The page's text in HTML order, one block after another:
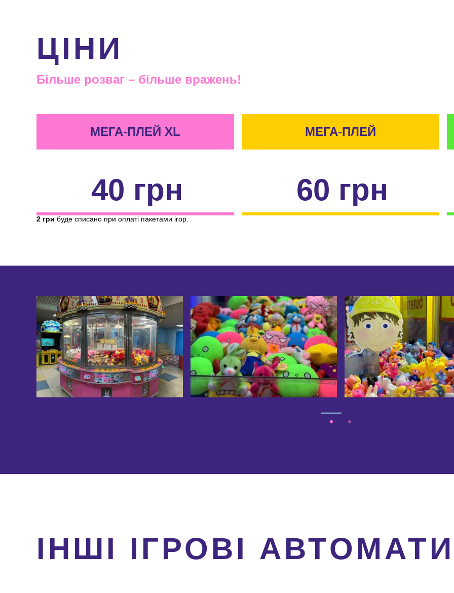
ЦІНИ
Більше розваг – більше вражень!
МЕГА-ПЛЕЙ XL
40 грн
МЕГА-ПЛЕЙ
60 грн
2 гри буде списано при оплаті пакетами ігор.
ІНШІ ІГРОВІ АВТОМАТИ